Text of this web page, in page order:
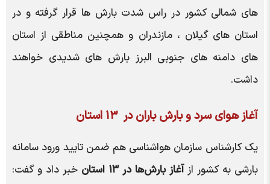
های شمالی کشور در راس شدت بارش ها قرار گرفته و در
استان های گیلان ، مازندران و همچنین مناطقی از استان
های دامنه های جنوبی البرز بارش های شدیدی خواهند
داشت.
آغاز هوای سرد و بارش باران در ۱۳ استان
یک کارشناس سازمان هواشناسی هم ضمن تایید ورود سامانه
بارشی به کشور ازآغاز بارش‌ها در ۱۳ استان
خبر داد و گفت: